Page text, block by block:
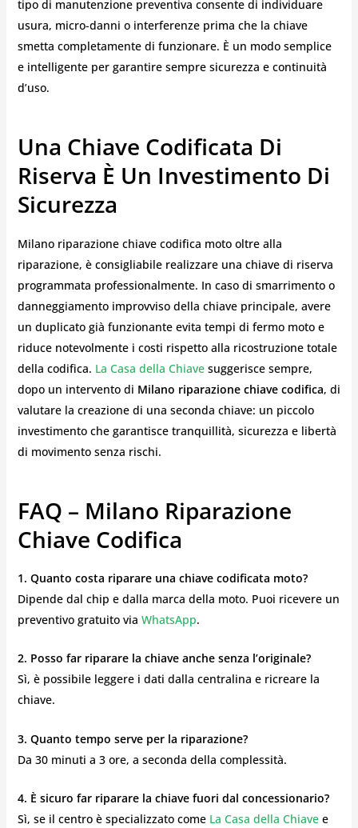
tipo di manutenzione preventiva consente di individuare
usura, micro-danni o interferenze prima che la chiave
smetta completamente di funzionare. È un modo semplice
e intelligente per garantire sempre sicurezza e continuità
d’uso.
Una Chiave Codificata Di
Riserva È Un Investimento Di
Sicurezza
Milano riparazione chiave codifica moto oltre alla
riparazione, è consigliabile realizzare una chiave di riserva
programmata professionalmente. In caso di smarrimento o
danneggiamento improvviso della chiave principale, avere
un duplicato già funzionante evita tempi di fermo moto e
riduce notevolmente i costi rispetto alla ricostruzione totale
della codifica. La Casa della Chiavesuggerisce sempre,
dopo un intervento di Milano riparazione chiave codifica, di
valutare la creazione di una seconda chiave: un piccolo
investimento che garantisce tranquillità, sicurezza e libertà
di movimento senza rischi.
FAQ – Milano Riparazione
Chiave Codifica
1. Quanto costa riparare una chiave codificata moto?
Dipende dal chip e dalla marca della moto. Puoi ricevere un
preventivo gratuito via WhatsApp.
2. Posso far riparare la chiave anche senza l’originale?
Sì, è possibile leggere i dati dalla centralina e ricreare la
chiave.
3. Quanto tempo serve per la riparazione?
Da 30 minuti a 3 ore, a seconda della complessità.
4. È sicuro far riparare la chiave fuori dal concessionario?
Sì, se il centro è specializzato come La Casa della Chiavee